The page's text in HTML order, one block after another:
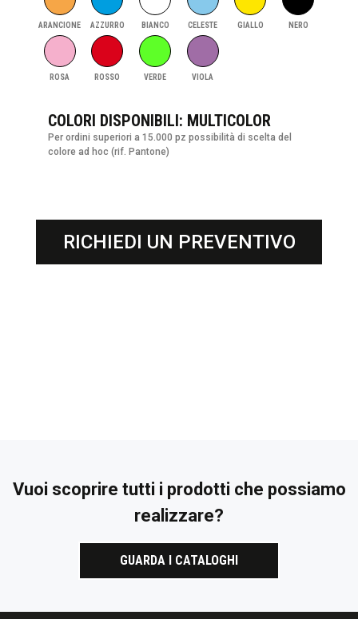
ARANCIONE AZZURRO BIANCO CELESTE GIALLO NERO
ROSA ROSSO VERDE VIOLA
COLORI DISPONIBILI: MULTICOLOR
Per ordini superiori a 15.000 pz possibilità di scelta del
colore ad hoc (rif. Pantone)
RICHIEDI UN PREVENTIVO
Vuoi scoprire tutti i prodotti che possiamo
realizzare?
GUARDA I CATALOGHI